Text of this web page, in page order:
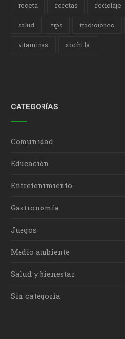
receta recetas reciclaje
salud tips tradiciones
vitaminas xochitla
CATEGORÍAS
Comunidad
Educación
Entretenimiento
Gastronomía
Juegos
Medio ambiente
Salud y bienestar
Sin categoría